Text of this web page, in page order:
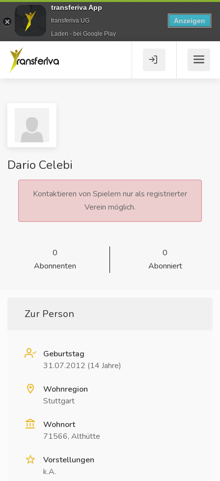
Dario Celebi
Kontaktieren von Spielern nur als registrierter
Verein möglich.
0
Abonnenten
0
Abonniert
Zur Person
Geburtstag
31.07.2012 (14 Jahre)
Wohnregion
Stuttgart
Wohnort
71566, Althütte
Vorstellungen
k.A.
transferiva App
transferiva UG
Laden - bei Google Play
Anzeigen